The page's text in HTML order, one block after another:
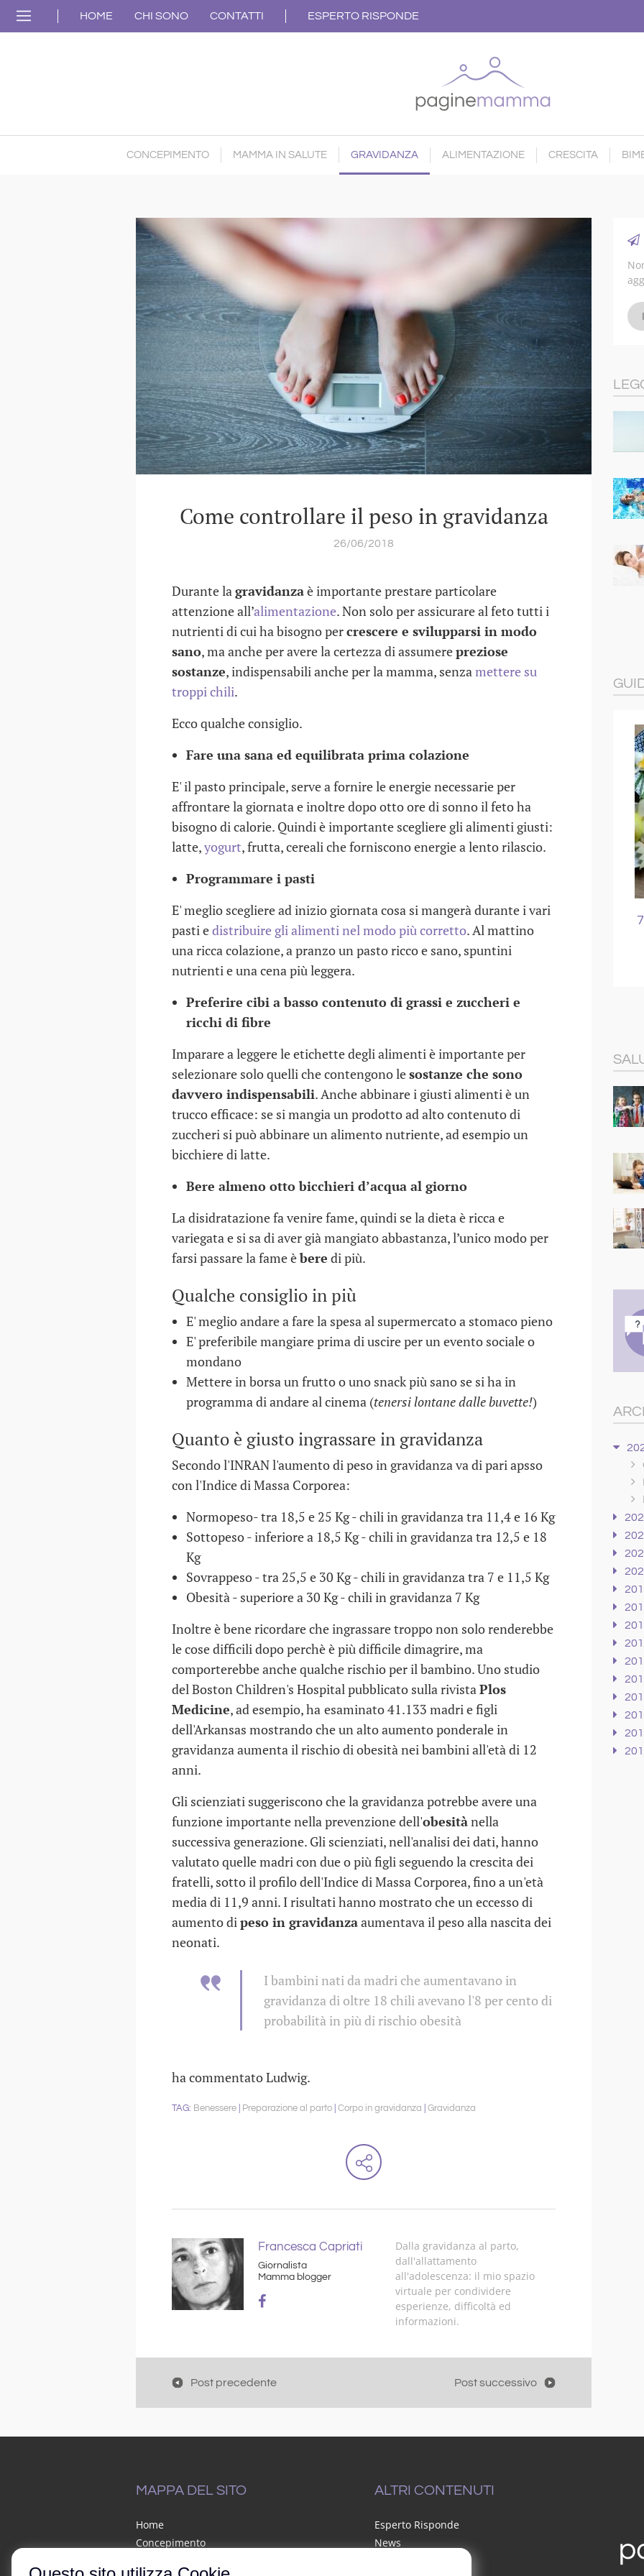
HOME CHI SONO CONTATTI ESPERTO RISPONDE
CONCEPIMENTO MAMMA IN SALUTE GRAVIDANZA ALIMENTAZIONE CRESCITA
Come controllare il peso in gravidanza
26/06/2018
Durante lagravidanzaè importante prestare particolare
attenzione all’alimentazione. Non solo per assicurare al feto tutti i
nutrienti di cui ha bisogno percrescere e svilupparsi in modo
sano, ma anche per avere la certezza di assumerepreziose
sostanze, indispensabili anche per la mamma, senzamettere su
troppi chili.
Ecco qualche consiglio.
Fare una sana ed equilibrata prima colazione
E' il pasto principale, serve a fornire le energie necessarie per
affrontare la giornata e inoltre dopo otto ore di sonno il feto ha
bisogno di calorie. Quindi è importante scegliere gli alimenti giusti:
latte,yogurt, frutta, cereali che forniscono energie a lento rilascio.
Programmare i pasti
E' meglio scegliere ad inizio giornata cosa si mangerà durante i vari
pasti edistribuire gli alimenti nel modo più corretto. Al mattino
una ricca colazione, a pranzo un pasto ricco e sano, spuntini
nutrienti e una cena più leggera.
Preferire cibi a basso contenuto di grassi e zuccheri e
ricchi di fibre
Imparare a leggere le etichette degli alimenti è importante per
selezionare solo quelli che contengono lesostanze che sono
davvero indispensabili. Anche abbinare i giusti alimenti è un
trucco efficace: se si mangia un prodotto ad alto contenuto di
zuccheri si può abbinare un alimento nutriente, ad esempio un
bicchiere di latte.
Bere almeno otto bicchieri d’acqua al giorno
La disidratazione fa venire fame, quindi se la dieta è ricca e
variegata e si sa di aver già mangiato abbastanza, l’unico modo per
farsi passare la fame èbere di più.
Qualche consiglio in più
E' meglio andare a fare la spesa al supermercato a stomaco pieno
E' preferibile mangiare prima di uscire per un evento sociale o
mondano
Mettere in borsa un frutto o uno snack più sano se si ha in
programma di andare al cinema (tenersi lontane dalle buvette!)
Quanto è giusto ingrassare in gravidanza
Secondo l'INRAN l'aumento di peso in gravidanza va di pari apsso
con l'Indice di Massa Corporea:
Normopeso- tra 18,5 e 25 Kg - chili in gravidanza tra 11,4 e 16 Kg
Sottopeso - inferiore a 18,5 Kg - chili in gravidanza tra 12,5 e 18
Kg
Sovrappeso - tra 25,5 e 30 Kg - chili in gravidanza tra 7 e 11,5 Kg
Obesità - superiore a 30 Kg - chili in gravidanza 7 Kg
Inoltre è bene ricordare che ingrassare troppo non solo renderebbe
le cose difficili dopo perchè è più difficile dimagrire, ma
comporterebbe anche qualche rischio per il bambino. Uno studio
del Boston Children's Hospital pubblicato sulla rivistaPlos
Medicine, ad esempio, ha esaminato 41.133 madri e figli
dell'Arkansas mostrando che un alto aumento ponderale in
gravidanza aumenta il rischio di obesità nei bambini all'età di 12
anni.
Gli scienziati suggeriscono che la gravidanza potrebbe avere una
funzione importante nella prevenzione dell'obesitànella
successiva generazione. Gli scienziati, nell'analisi dei dati, hanno
valutato quelle madri con due o più figli seguendo la crescita dei
fratelli, sotto il profilo dell'Indice di Massa Corporea, fino a un'età
media di 11,9 anni. I risultati hanno mostrato che un eccesso di
aumento dipeso in gravidanzaaumentava il peso alla nascita dei
neonati.
I bambini nati da madri che aumentavano in
gravidanza di oltre 18 chili avevano l'8 per cento di
probabilità in più di rischio obesità
ha commentato Ludwig.
Benessere Preparazione al parto Corpo in gravidanza Gravidanza
Francesca Capriati
Giornalista
Mamma blogger
Dalla gravidanza al parto,
dall'allattamento
all'adolescenza: il mio spazio
virtuale per condividere
esperienze, difficoltà ed
informazioni.
Post precedente Post successivo
COME SCEGLIERE L'ASILO
NIDO
30 DIC 2016
I LUOGHI SPORCHI PER I
BAMBINI
MAPPA DEL SITO
Home
Concepimento
ALTRI CONTENUTI
Esperto Risponde
News